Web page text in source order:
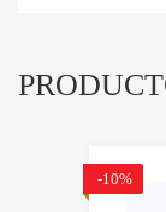
-10%